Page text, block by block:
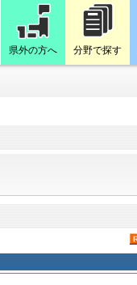
県外の方へ 分野で探す